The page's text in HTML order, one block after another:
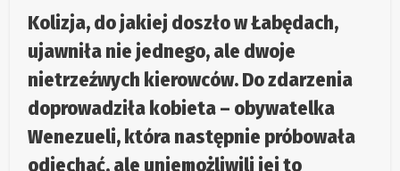
Kolizja, do jakiej doszło w Łabędach,
ujawniła nie jednego, ale dwoje
nietrzeźwych kierowców. Do zdarzenia
doprowadziła kobieta – obywatelka
Wenezueli, która następnie próbowała
odjechać, ale uniemożliwili jej to